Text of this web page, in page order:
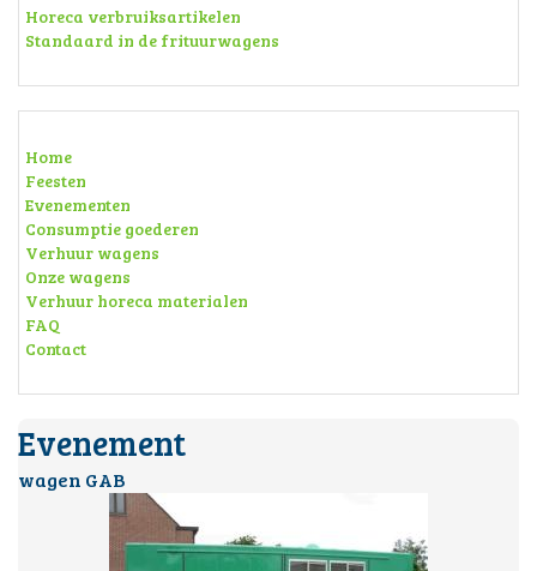
Horeca verbruiksartikelen
Standaard in de frituurwagens
Home
Feesten
Evenementen
Consumptie goederen
Verhuur wagens
Onze wagens
Verhuur horeca materialen
FAQ
Contact
Evenement
wagen GAB